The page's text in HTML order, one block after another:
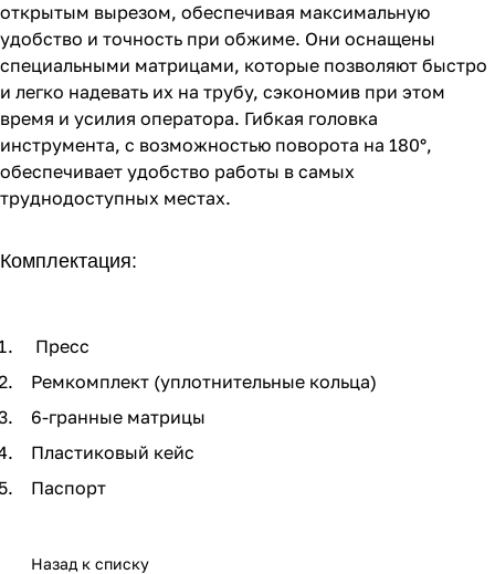
открытым вырезом, обеспечивая максимальную
удобство и точность при обжиме. Они оснащены
специальными матрицами, которые позволяют быстро
и легко надевать их на трубу, сэкономив при этом
время и усилия оператора. Гибкая головка
инструмента, с возможностью поворота на 180°,
обеспечивает удобство работы в самых
труднодоступных местах.
Комплектация:
Пресс
Ремкомплект (уплотнительные кольца)
6-гранные матрицы
Пластиковый кейс
Паспорт
Назад к списку